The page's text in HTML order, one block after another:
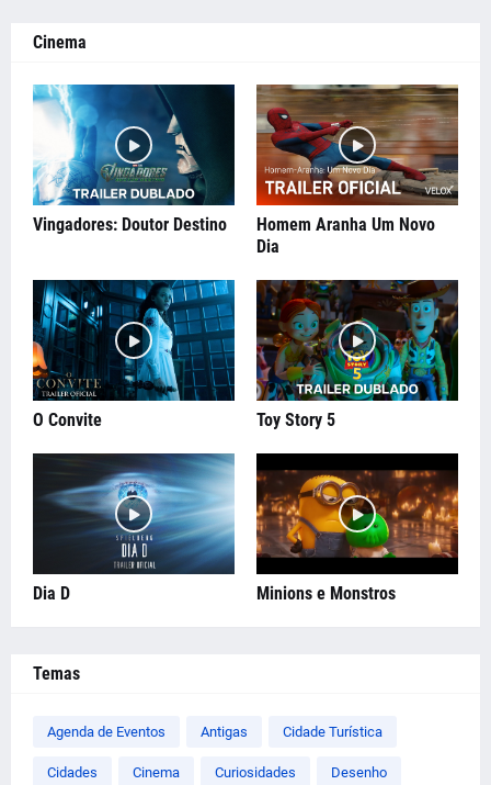
Cinema
Vingadores: Doutor Destino
Homem Aranha Um Novo
Dia
O Convite Toy Story 5
Dia D Minions e Monstros
Temas
Agenda de Eventos Antigas Cidade Turística
Cidades Cinema Curiosidades Desenho